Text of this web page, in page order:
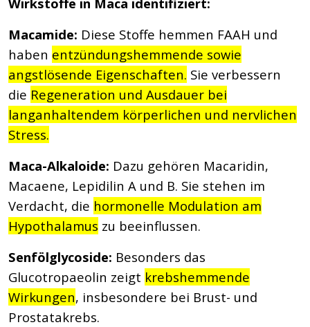
Macamide: Diese Stoffe hemmen FAAH und
haben entzündungshemmende sowie
angstlösende Eigenschaften. Sie verbessern
die Regeneration und Ausdauer bei
langanhaltendem körperlichen und nervlichen
Stress.
Maca-Alkaloide: Dazu gehören Macaridin,
Macaene, Lepidilin A und B. Sie stehen im
Verdacht, die hormonelle Modulation am
Hypothalamus zu beeinflussen.
Senfölglycoside: Besonders das
Glucotropaeolin zeigt krebshemmende
Wirkungen, insbesondere bei Brust- und
Prostatakrebs.